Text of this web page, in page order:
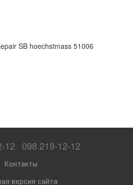
SB hoechstmass 51006
12 098 219-12-12
Контакты
версия сайта